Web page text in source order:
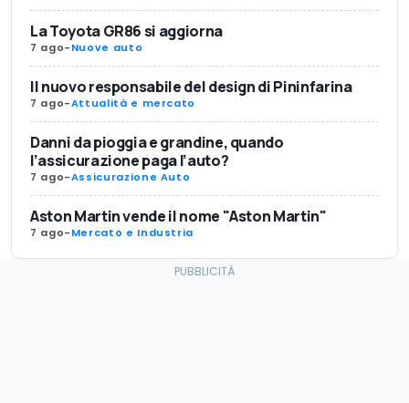
La Toyota GR86 si aggiorna
7 ago-Nuove auto
Il nuovo responsabile del design di Pininfarina
7 ago-Attualità e mercato
Danni da pioggia e grandine, quando
l’assicurazione paga l’auto?
7 ago-Assicurazione Auto
Aston Martin vende il nome "Aston Martin"
7 ago-Mercato e Industria